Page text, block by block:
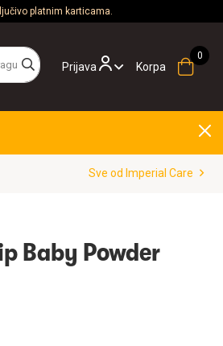
platnim karticama.
Prijava Korpa
Sve od Imperial Care
Baby Powder